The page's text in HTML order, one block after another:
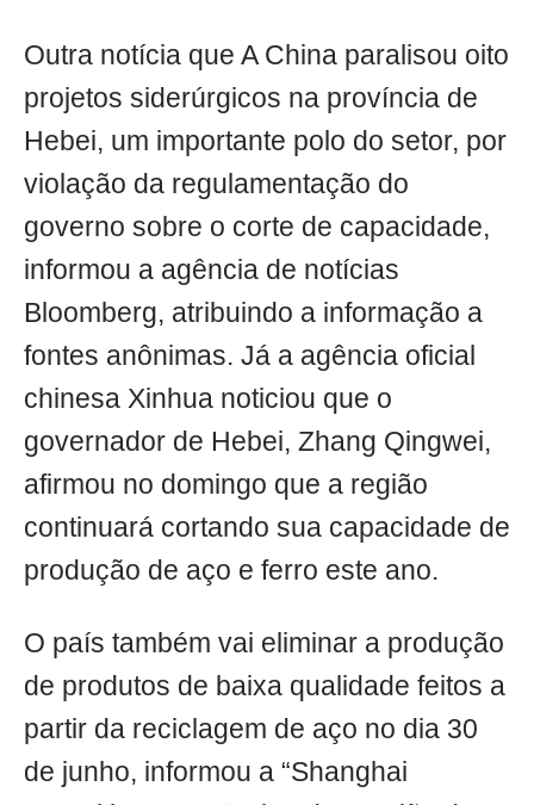
Outra notícia que A China paralisou oito
projetos siderúrgicos na província de
Hebei, um importante polo do setor, por
violação da regulamentação do
governo sobre o corte de capacidade,
informou a agência de notícias
Bloomberg, atribuindo a informação a
fontes anônimas. Já a agência oficial
chinesa Xinhua noticiou que o
governador de Hebei, Zhang Qingwei,
afirmou no domingo que a região
continuará cortando sua capacidade de
produção de aço e ferro este ano.
O país também vai eliminar a produção
de produtos de baixa qualidade feitos a
partir da reciclagem de aço no dia 30
de junho, informou a “Shanghai